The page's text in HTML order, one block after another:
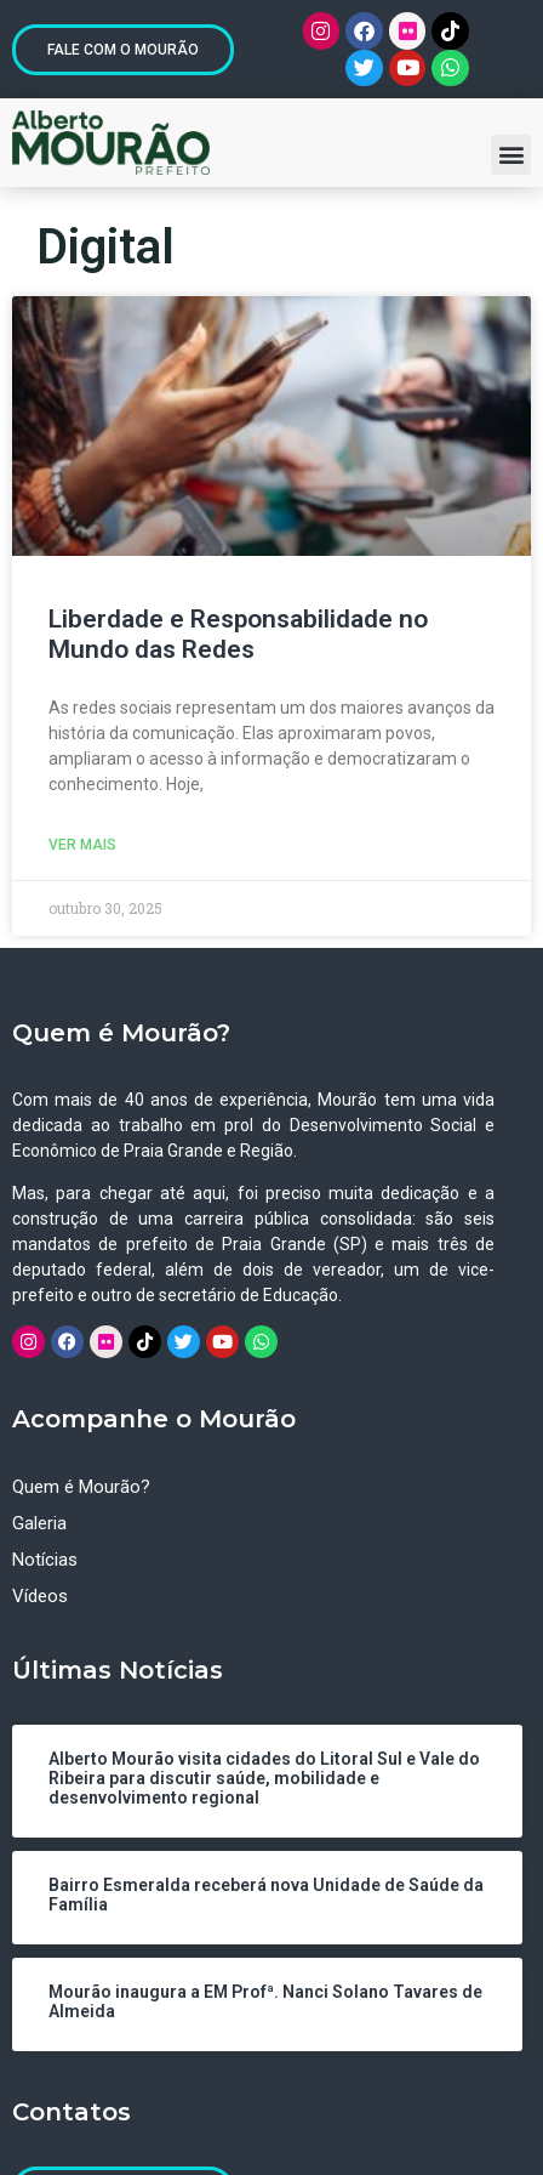
FALE COM O MOURÃO
Digital
Liberdade e Responsabilidade no
Mundo das Redes
As redes sociais representam um dos maiores avanços da
história da comunicação. Elas aproximaram povos,
ampliaram o acesso à informação e democratizaram o
conhecimento. Hoje,
VER MAIS
outubro 30, 2025
Quem é Mourão?
Com mais de 40 anos de experiência, Mourão tem uma vida
dedicada ao trabalho em prol do Desenvolvimento Social e
Econômico de Praia Grande e Região.
Mas, para chegar até aqui, foi preciso muita dedicação e a
construção de uma carreira pública consolidada: são seis
mandatos de prefeito de Praia Grande (SP) e mais três de
deputado federal, além de dois de vereador, um de vice-
prefeito e outro de secretário de Educação.
Acompanhe o Mourão
Quem é Mourão?
Galeria
Notícias
Vídeos
Últimas Notícias
Alberto Mourão visita cidades do Litoral Sul e Vale do
Ribeira para discutir saúde, mobilidade e
desenvolvimento regional
Bairro Esmeralda receberá nova Unidade de Saúde da
Família
Mourão inaugura a EM Profª. Nanci Solano Tavares de
Almeida
Contatos